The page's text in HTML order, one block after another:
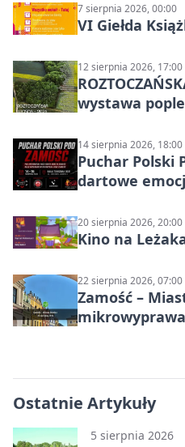
7 sierpnia 2026, 00:00
VI Giełda
12 sierpnia 2026, 17:00
wystawa
14 sierpnia 2026, 18:00
Puchar Polski
dartowe
20 sierpnia 2026, 20:00
Kino na
22 sierpnia 2026, 07:00
Zamość –
mikrowyprawa
Ostatnie Artykuły
5 sierpnia 2026